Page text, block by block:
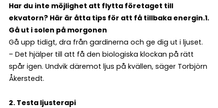
Har du inte möjlighet att flytta företaget till
ekvatorn? Här är åtta tips för att få tillbaka energin.1.
Gå ut i solen på morgonen
Gå upp tidigt, dra från gardinerna och ge dig ut i ljuset.
– Det hjälper till att få den biologiska klockan på rätt
spår igen. Undvik däremot ljus på kvällen, säger Torbjörn
Åkerstedt.
2. Testa ljusterapi